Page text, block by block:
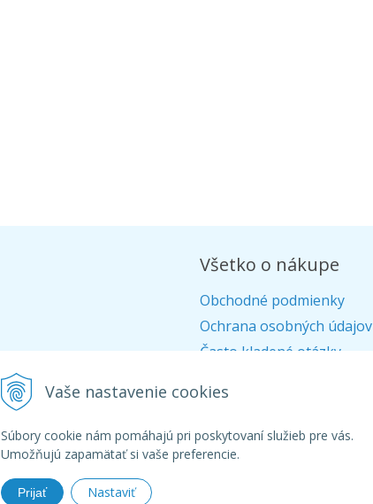
Vaše nastavenie cookies
Súbory cookie nám pomáhajú pri poskytovaní služieb pre vás.
Umožňujú zapamätať si vaše preferencie.
Prijať Nastaviť
Všetko o nákupe
Obchodné podmienky
Ochrana osobných údajov
Často kladené otázky
Doprava
Ako nakupovať